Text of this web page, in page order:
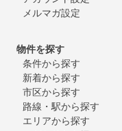
メルマガ設定
物件を探す
条件から探す
新着から探す
市区から探す
路線・駅から探す
エリアから探す